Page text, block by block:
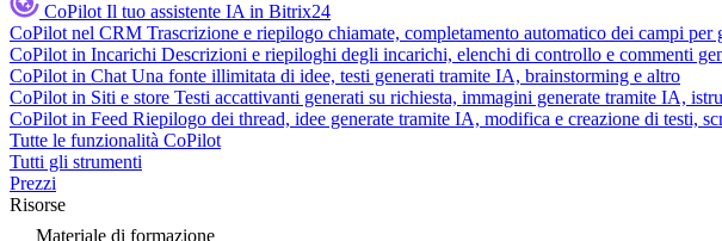
CoPilot Il tuo assistente IA in Bitrix24
CoPilot nel CRM Trascrizione e riepilogo chiamate, completamento automatico dei campi per
CoPilot in Incarichi Descrizioni e riepiloghi degli incarichi, elenchi di controllo e commenti
CoPilot in Chat Una fonte illimitata di idee, testi generati tramite IA, brainstorming e altro
CoPilot in Siti e store Testi accattivanti generati su richiesta, immagini generate tramite IA,
CoPilot in Feed Riepilogo dei thread, idee generate tramite IA, modifica e creazione di testi,
Tutte le funzionalità CoPilot
Tutti gli strumenti
Prezzi
Risorse
Materiale di formazione